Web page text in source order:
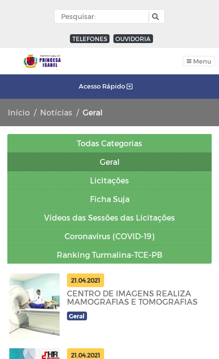
TELEFONES OUVIDORIA
Menu
Acesso Rápido
Início Notícias Geral
Todas Categorias
Geral
Licitações
Ficha Suja
Vídeos das Sessões das Licitações
Coronavírus (COVID-19)
Ranking Turmalina-TCE-PB
21.04.2021
CENTRO DE IMAGENS REALIZA
MAMOGRAFIAS E TOMOGRAFIAS
Geral
21.04.2021